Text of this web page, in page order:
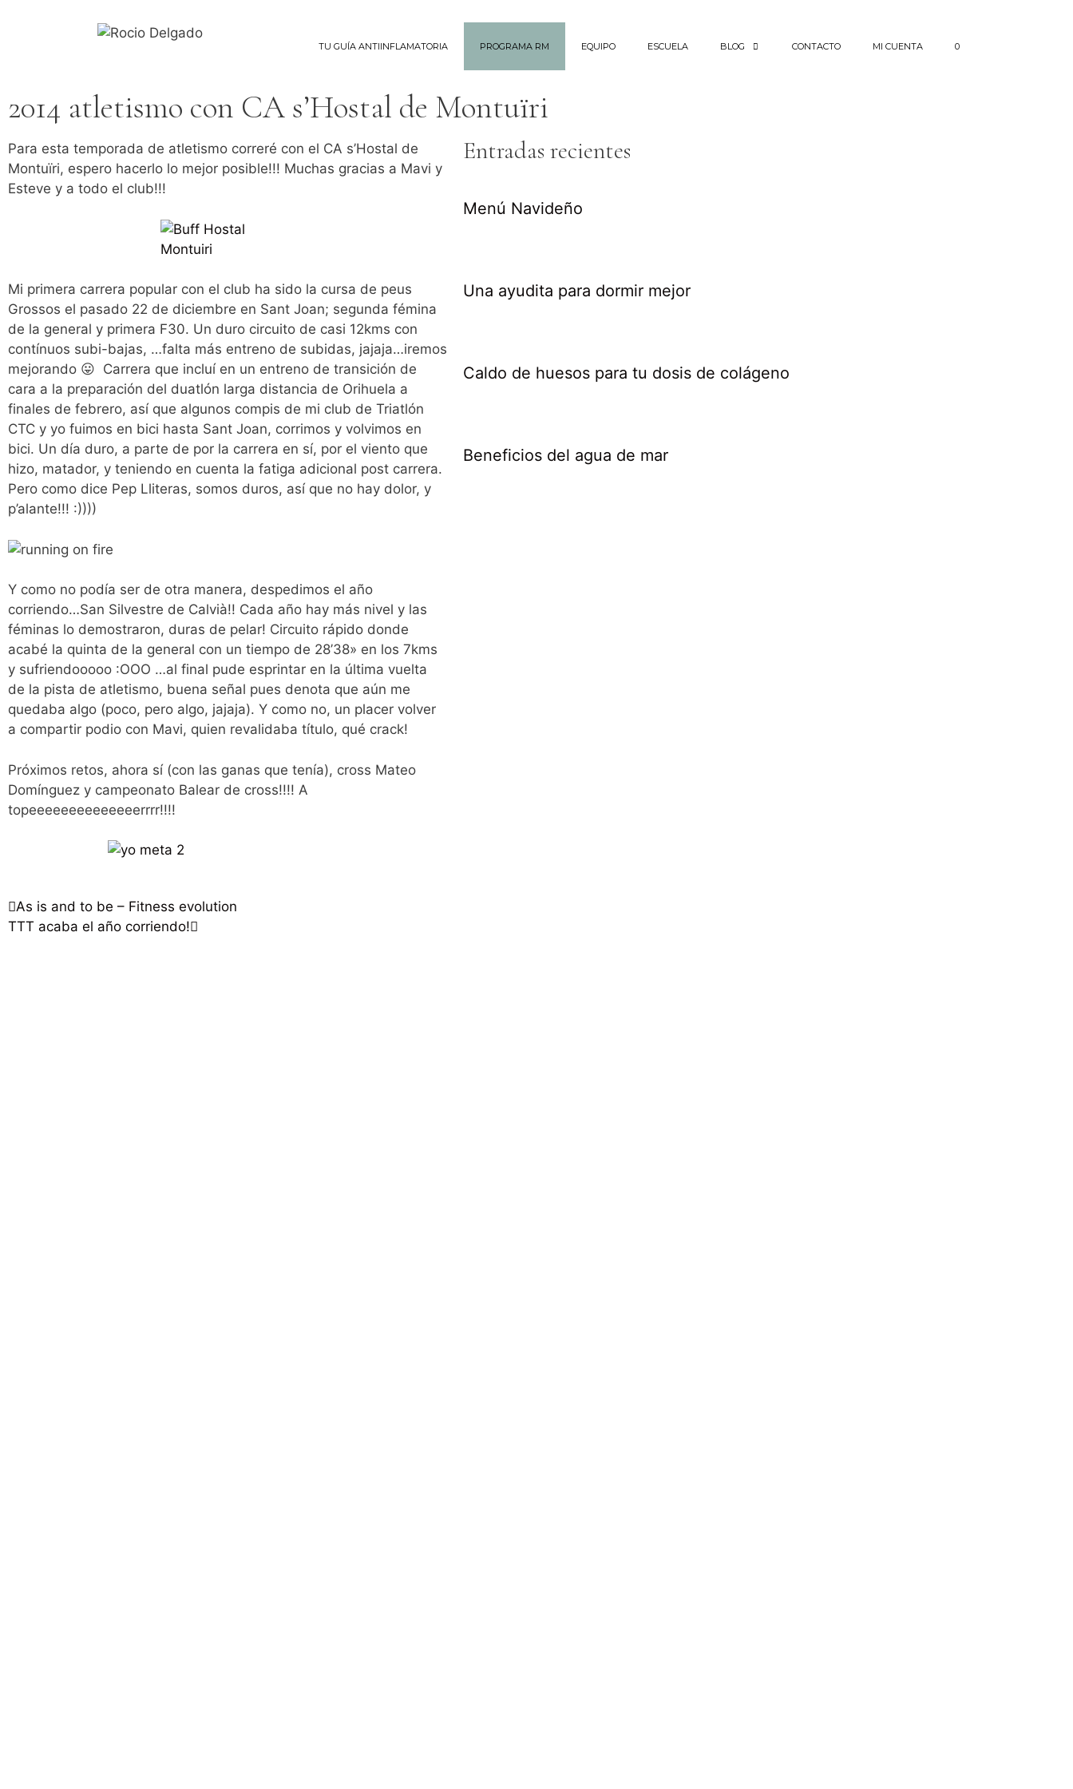
TU GUÍA ANTIINFLAMATORIA PROGRAMA RM EQUIPO ESCUELA BLOG CONTACTO MI CUENTA 0
2014 atletismo con CA s’Hostal de Montuïri
Para esta temporada de atletismo correré con el CA s’Hostal de
Montuïri, espero hacerlo lo mejor posible!!! Muchas gracias a Mavi y
Esteve y a todo el club!!!
Mi primera carrera popular con el club ha sido la cursa de peus
Grossos el pasado 22 de diciembre en Sant Joan; segunda fémina
de la general y primera F30. Un duro circuito de casi 12kms con
contínuos subi-bajas, …falta más entreno de subidas, jajaja…iremos
mejorando 😛 Carrera que incluí en un entreno de transición de
cara a la preparación del duatlón larga distancia de Orihuela a
finales de febrero, así que algunos compis de mi club de Triatlón
CTC y yo fuimos en bici hasta Sant Joan, corrimos y volvimos en
bici. Un día duro, a parte de por la carrera en sí, por el viento que
hizo, matador, y teniendo en cuenta la fatiga adicional post carrera.
Pero como dice Pep Lliteras, somos duros, así que no hay dolor, y
p’alante!!! :))))
Y como no podía ser de otra manera, despedimos el año
corriendo…San Silvestre de Calvià!! Cada año hay más nivel y las
féminas lo demostraron, duras de pelar! Circuito rápido donde
acabé la quinta de la general con un tiempo de 28’38» en los 7kms
y sufriendooooo :OOO …al final pude esprintar en la última vuelta
de la pista de atletismo, buena señal pues denota que aún me
quedaba algo (poco, pero algo, jajaja). Y como no, un placer volver
a compartir podio con Mavi, quien revalidaba título, qué crack!
Próximos retos, ahora sí (con las ganas que tenía), cross Mateo
Domínguez y campeonato Balear de cross!!!! A
topeeeeeeeeeeeeeerrrr!!!!
Entradas recientes
Menú Navideño
Una ayudita para dormir mejor
Caldo de huesos para tu dosis de colágeno
Beneficios del agua de mar
As is and to be – Fitness evolution
TTT acaba el año corriendo!